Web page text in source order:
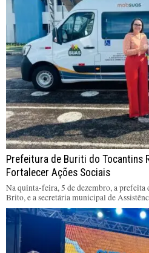
Prefeitura de Buriti do Tocantins
Fortalecer Ações Sociais
Na quinta-feira, 5 de dezembro, a
Brito, e a secretária municipal de